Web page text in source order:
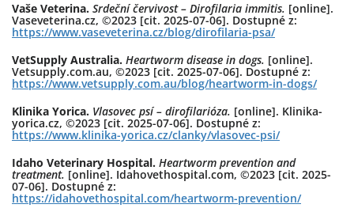
Vaše Veterina. Srdeční červivost – Dirofilaria immitis. [online].
Vaseveterina.cz, ©2023 [cit. 2025-07-06]. Dostupné z:
https://www.vaseveterina.cz/blog/dirofilaria-psa/
VetSupply Australia. Heartworm disease in dogs. [online].
Vetsupply.com.au, ©2023 [cit. 2025-07-06]. Dostupné z:
https://www.vetsupply.com.au/blog/heartworm-in-dogs/
Klinika Yorica. Vlasovec psí – dirofilarióza. [online]. Klinika-
yorica.cz, ©2023 [cit. 2025-07-06]. Dostupné z:
https://www.klinika-yorica.cz/clanky/vlasovec-psi/
Idaho Veterinary Hospital. Heartworm prevention and
treatment. [online]. Idahovethospital.com, ©2023 [cit. 2025-
07-06]. Dostupné z:
https://idahovethospital.com/heartworm-prevention/